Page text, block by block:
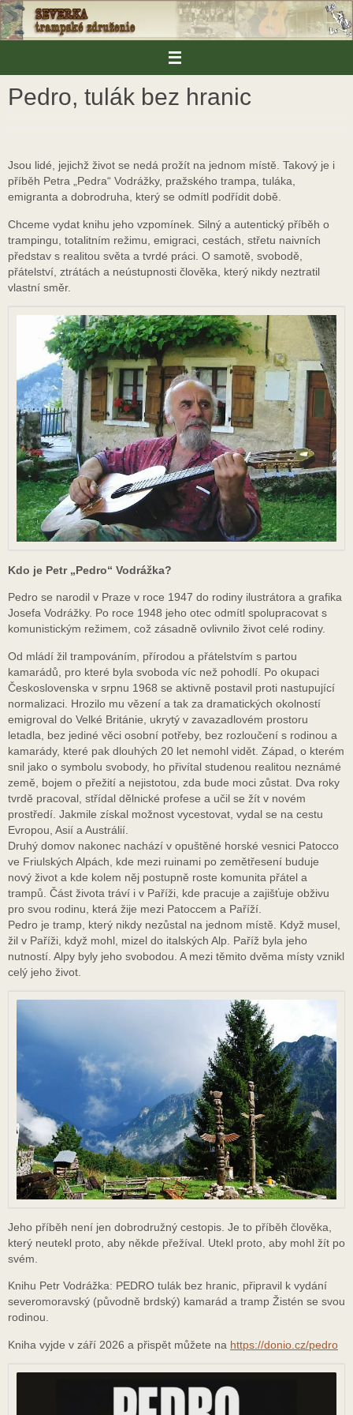
Skip
to
content
Pedro, tulák bez hranic
Jsou lidé, jejichž život se nedá prožít na jednom místě. Takový je i
příběh Petra „Pedra“ Vodrážky, pražského trampa, tuláka,
emigranta a dobrodruha, který se odmítl podřídit době.
Chceme vydat knihu jeho vzpomínek. Silný a autentický příběh o
trampingu, totalitním režimu, emigraci, cestách, střetu naivních
představ s realitou světa a tvrdé práci. O samotě, svobodě,
přátelství, ztrátách a neústupnosti člověka, který nikdy neztratil
vlastní směr.
Kdo je Petr „Pedro“ Vodrážka?
Pedro se narodil v Praze v roce 1947 do rodiny ilustrátora a grafika
Josefa Vodrážky. Po roce 1948 jeho otec odmítl spolupracovat s
komunistickým režimem, což zásadně ovlivnilo život celé rodiny.
Od mládí žil trampováním, přírodou a přátelstvím s partou
kamarádů, pro které byla svoboda víc než pohodlí. Po okupaci
Československa v srpnu 1968 se aktivně postavil proti nastupující
normalizaci. Hrozilo mu vězení a tak za dramatických okolností
emigroval do Velké Británie, ukrytý v zavazadlovém prostoru
letadla, bez jediné věci osobní potřeby, bez rozloučení s rodinou a
kamarády, které pak dlouhých 20 let nemohl vidět. Západ, o kterém
snil jako o symbolu svobody, ho přivítal studenou realitou neznámé
země, bojem o přežití a nejistotou, zda bude moci zůstat. Dva roky
tvrdě pracoval, střídal dělnické profese a učil se žít v novém
prostředí. Jakmile získal možnost vycestovat, vydal se na cestu
Evropou, Asií a Austrálií.
Druhý domov nakonec nachází v opuštěné horské vesnici Patocco
ve Friulských Alpách, kde mezi ruinami po zemětřesení buduje
nový život a kde kolem něj postupně roste komunita přátel a
trampů. Část života tráví i v Paříži, kde pracuje a zajišťuje obživu
pro svou rodinu, která žije mezi Patoccem a Paříží.
Pedro je tramp, který nikdy nezůstal na jednom místě. Když musel,
žil v Paříži, když mohl, mizel do italských Alp. Paříž byla jeho
nutností. Alpy byly jeho svobodou. A mezi těmito dvěma místy vznikl
celý jeho život.
Jeho příběh není jen dobrodružný cestopis. Je to příběh člověka,
který neutekl proto, aby někde přežíval. Utekl proto, aby mohl žít po
svém.
Knihu Petr Vodrážka: PEDRO tulák bez hranic, připravil k vydání
severomoravský (původně brdský) kamarád a tramp Žistén se svou
rodinou.
Kniha vyjde v září 2026 a přispět můžete na https://donio.cz/pedro